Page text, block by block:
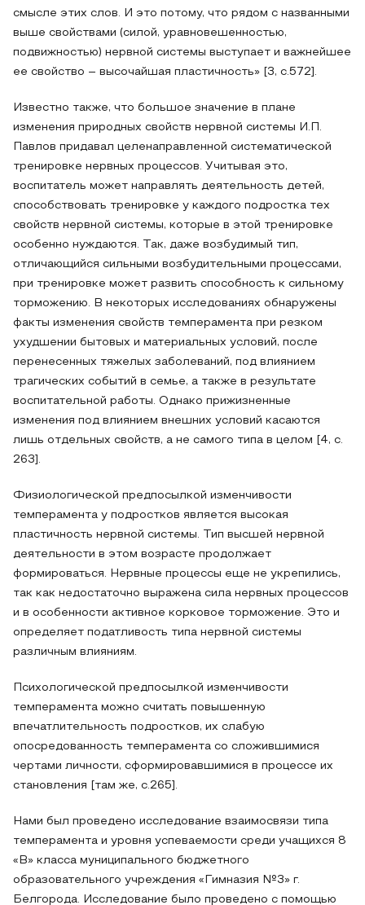
смысле этих слов. И это потому, что рядом с названными
выше свойствами (силой, уравновешенностью,
подвижностью) нервной системы выступает и важнейшее
ее свойство – высочайшая пластичность» [3, с.572].
Известно также, что большое значение в плане
изменения природных свойств нервной системы И.П.
Павлов придавал целенаправленной систематической
тренировке нервных процессов. Учитывая это,
воспитатель может направлять деятельность детей,
способствовать тренировке у каждого подростка тех
свойств нервной системы, которые в этой тренировке
особенно нуждаются. Так, даже возбудимый тип,
отличающийся сильными возбудительными процессами,
при тренировке может развить способность к сильному
торможению. В некоторых исследованиях обнаружены
факты изменения свойств темперамента при резком
ухудшении бытовых и материальных условий, после
перенесенных тяжелых заболеваний, под влиянием
трагических событий в семье, а также в результате
воспитательной работы. Однако прижизненные
изменения под влиянием внешних условий касаются
лишь отдельных свойств, а не самого типа в целом [4, с.
263].
Физиологической предпосылкой изменчивости
темперамента у подростков является высокая
пластичность нервной системы. Тип высшей нервной
деятельности в этом возрасте продолжает
формироваться. Нервные процессы еще не укрепились,
так как недостаточно выражена сила нервных процессов
и в особенности активное корковое торможение. Это и
определяет податливость типа нервной системы
различным влияниям.
Психологической предпосылкой изменчивости
темперамента можно считать повышенную
впечатлительность подростков, их слабую
опосредованность темперамента со сложившимися
чертами личности, сформировавшимися в процессе их
становления [там же, c.265].
Нами был проведено исследование взаимосвязи типа
темперамента и уровня успеваемости среди учащихся 8
«В» класса муниципального бюджетного
образовательного учреждения «Гимназия №3» г.
Белгорода. Исследование было проведено с помощью